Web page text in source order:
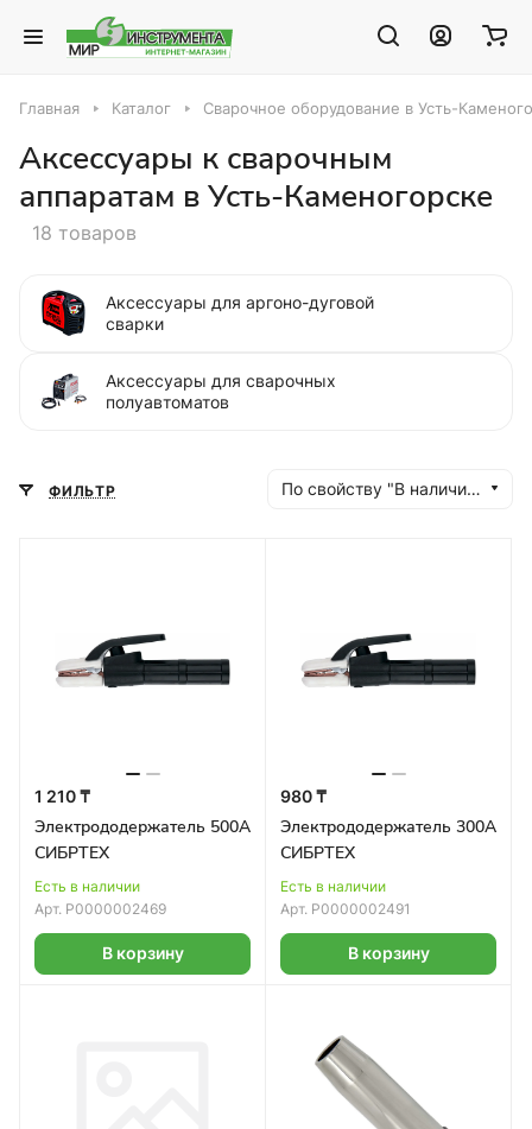
Главная Каталог Сварочное оборудование в Усть-
Аксессуары к сварочным
аппаратам в Усть-Каменогорске
18 товаров
Аксессуары для аргоно-дуговой
сварки
Аксессуары для сварочных
полуавтоматов
ФИЛЬТР По свойству "В наличии" (убывание)
1 210 ₸
Электрододержатель 500А
СИБРТЕХ
Есть в наличии
Арт. Р0000002469
В корзину
980 ₸
Электрододержатель 300А
СИБРТЕХ
Есть в наличии
Арт. Р0000002491
В корзину